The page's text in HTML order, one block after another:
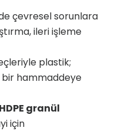
çevresel sorunlara
ileri işleme
plastik;
bir hammaddeye
HDPE granül
için